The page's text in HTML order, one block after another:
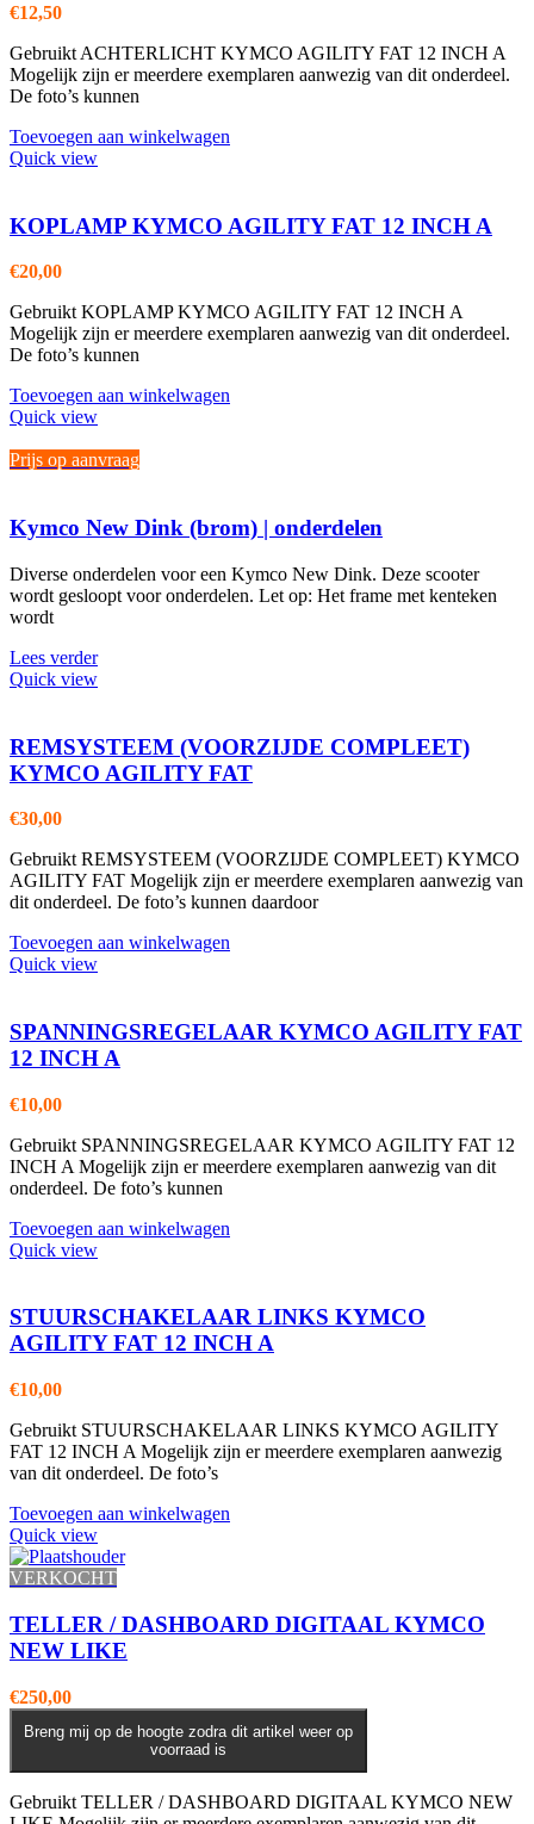
€12,50
Gebruikt ACHTERLICHT KYMCO AGILITY FAT 12 INCH A
Mogelijk zijn er meerdere exemplaren aanwezig van dit onderdeel.
De foto’s kunnen
Toevoegen aan winkelwagen
Quick view
KOPLAMP KYMCO AGILITY FAT 12 INCH A
€20,00
Gebruikt KOPLAMP KYMCO AGILITY FAT 12 INCH A
Mogelijk zijn er meerdere exemplaren aanwezig van dit onderdeel.
De foto’s kunnen
Toevoegen aan winkelwagen
Quick view
Prijs op aanvraag
Kymco New Dink (brom) | onderdelen
Diverse onderdelen voor een Kymco New Dink. Deze scooter
wordt gesloopt voor onderdelen. Let op: Het frame met kenteken
wordt
Lees verder
Quick view
REMSYSTEEM (VOORZIJDE COMPLEET)
KYMCO AGILITY FAT
€30,00
Gebruikt REMSYSTEEM (VOORZIJDE COMPLEET) KYMCO
AGILITY FAT Mogelijk zijn er meerdere exemplaren aanwezig van
dit onderdeel. De foto’s kunnen daardoor
Toevoegen aan winkelwagen
Quick view
SPANNINGSREGELAAR KYMCO AGILITY FAT
12 INCH A
€10,00
Gebruikt SPANNINGSREGELAAR KYMCO AGILITY FAT 12
INCH A Mogelijk zijn er meerdere exemplaren aanwezig van dit
onderdeel. De foto’s kunnen
Toevoegen aan winkelwagen
Quick view
STUURSCHAKELAAR LINKS KYMCO
AGILITY FAT 12 INCH A
€10,00
Gebruikt STUURSCHAKELAAR LINKS KYMCO AGILITY
FAT 12 INCH A Mogelijk zijn er meerdere exemplaren aanwezig
van dit onderdeel. De foto’s
Toevoegen aan winkelwagen
Quick view
VERKOCHT
TELLER / DASHBOARD DIGITAAL KYMCO
NEW LIKE
€250,00
Breng mij op de hoogte zodra dit artikel weer op
voorraad is
Gebruikt TELLER / DASHBOARD DIGITAAL KYMCO NEW